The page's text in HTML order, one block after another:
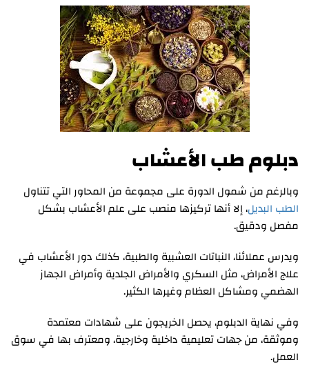
دبلوم طب الأعشاب
وبالرغم من شمول الدورة على مجموعة من المحاور التي تتناول
الطب البديل، إلا أنها تركيزها منصب على علم الأعشاب بشكل
مفصل ودقيق.
ويدرس عملائنا، النباتات العشبية والطبية، كذلك دور الأعشاب في
علاج الأمراض، مثل السكري والأمراض الجلدية وأمراض الجهاز
الهضمي ومشاكل العظام وغيرها الكثير.
وفي نهاية الدبلوم، يحصل الخريجون على شهادات معتمدة
وموثقة، من جهات تعليمية داخلية وخارجية، ومعترف بها في سوق
العمل.